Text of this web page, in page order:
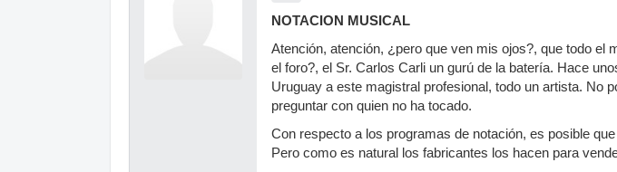
NOTACION MUSICAL
Atención, atención, ¿pero que ven mis ojos?, que todo el
el foro?, el Sr. Carlos Carli un gurú de la batería. Hace
Uruguay a este magistral profesional, todo un artista. No
preguntar con quien no ha tocado.
Con respecto a los programas de notación, es posible
Pero como es natural los fabricantes los hacen para